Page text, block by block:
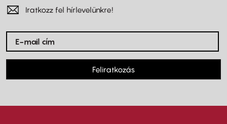
Iratkozz fel hírlevelünkre!
Feliratkozás